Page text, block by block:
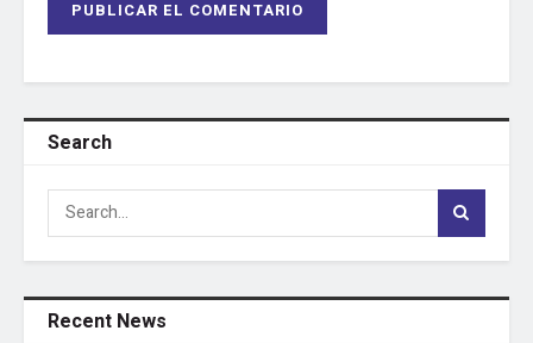
Search
Recent News